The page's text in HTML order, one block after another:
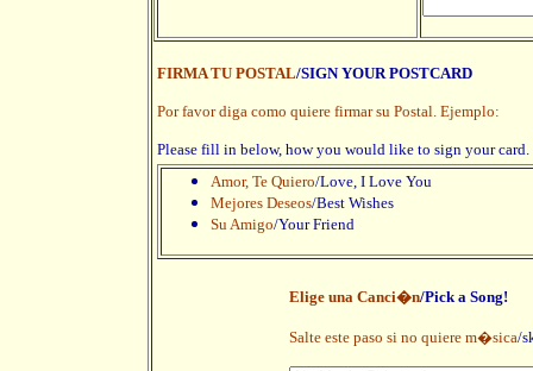
FIRMA TU POSTAL/SIGN YOUR POSTCARD
Por favor diga como quiere firmar su Postal. Ejemplo:
Please fill in below, how you would like to sign your card.
Amor, Te Quiero/Love, I Love You
Mejores Deseos/Best Wishes
Su Amigo/Your Friend
Elige una Canci�n/Pick a Song!
Salte este paso si no quiere m�sica/